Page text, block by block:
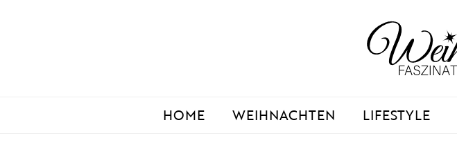
HOME WEIHNACHTEN LIFESTYLE